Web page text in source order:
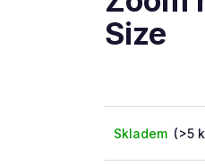
0,0
z
Size
Skladem (>5